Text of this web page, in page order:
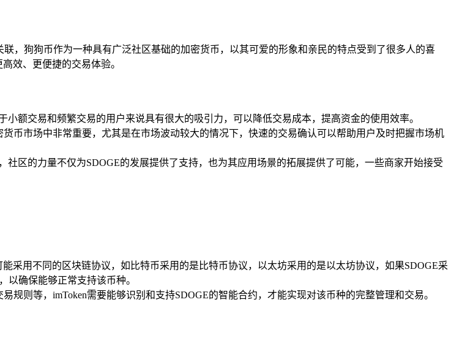
联，狗狗币作为一种具有广泛社区基础的加密货币，以其可爱的形象和亲民的特点受到了很多人的喜
效、更便捷的交易体验。
额交易和频繁交易的用户来说具有很大的吸引力，可以降低交易成本，提高资金的使用效率。
币市场中非常重要，尤其是在市场波动较大的情况下，快速的交易确认可以帮助用户及时把握市场机
区的力量不仅为SDOGE的发展提供了支持，也为其应用场景的拓展提供了可能，一些商家开始接受
采用不同的区块链协议，如比特币采用的是比特币协议，以太坊采用的是以太坊协议，如果SDOGE采
以确保能够正常支持该币种。
规则等，imToken需要能够识别和支持SDOGE的智能合约，才能实现对该币种的完整管理和交易。